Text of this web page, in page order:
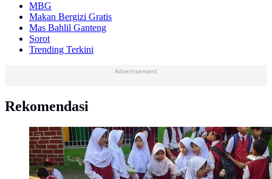
MBG
Makan Bergizi Gratis
Mas Bahlil Ganteng
Sorot
Trending Terkini
Advertisement
Rekomendasi